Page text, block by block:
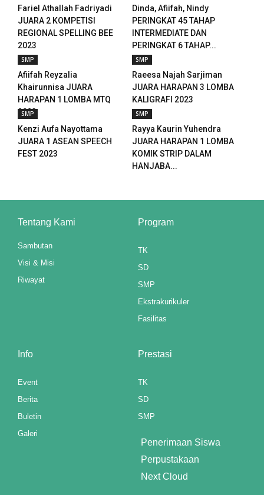
panel
panel
paketleri
al
panel
al
panel
panel
panel
panel
panel
Fariel Athallah Fadriyadi
JUARA 2 KOMPETISI
REGIONAL SPELLING BEE
2023
Dinda, Afiifah, Nindy
PERINGKAT 45 TAHAP
INTERMEDIATE DAN
PERINGKAT 6 TAHAP...
SMP
Afiifah Reyzalia
Khairunnisa JUARA
HARAPAN 1 LOMBA MTQ
2023
SMP
Raeesa Najah Sarjiman
JUARA HARAPAN 3 LOMBA
KALIGRAFI 2023
SMP
Kenzi Aufa Nayottama
JUARA 1 ASEAN SPEECH
FEST 2023
SMP
Rayya Kaurin Yuhendra
JUARA HARAPAN 1 LOMBA
KOMIK STRIP DALAM
HANJABA...
Tentang Kami
Sambutan
Visi & Misi
Riwayat
Program
TK
SD
SMP
Ekstrakurikuler
Fasilitas
Info
Event
Berita
Buletin
Galeri
Prestasi
TK
SD
SMP
Penerimaan Siswa
Perpustakaan
Next Cloud